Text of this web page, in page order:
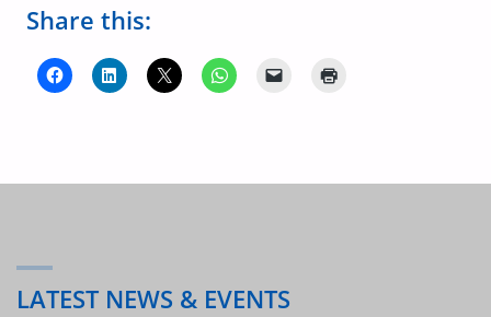
Share this:
LATEST NEWS & EVENTS